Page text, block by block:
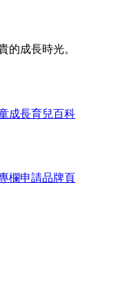
的成長時光。
成長育兒百科
欄申請品牌頁